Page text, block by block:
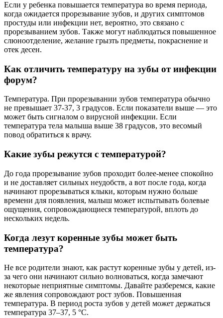
Если у ребенка повышается температура во время периода,
когда ожидается прорезывание зубов, и других симптомов
простуды или инфекции нет, вероятно, это связано с
прорезыванием зубов. Также могут наблюдаться повышенное
слюноотделение, желание грызть предметы, покраснение и
отек десен.
Как отличить температуру на зубы от инфекции
форум?
Температура. При прорезывании зубов температура обычно
не превышает 37-37, 3 градусов. Если показатели выше — это
может быть сигналом о вирусной инфекции. Если
температура тела малыша выше 38 градусов, это весомый
повод обратиться к врачу.
Какие зубы режутся с температурой?
До года прорезывание зубов проходит более-менее спокойно
и не доставляет сильных неудобств, а вот после года, когда
начинают прорезываться клыки, которым нужно больше
времени для появления, малыш может испытывать болевые
ощущения, сопровождающиеся температурой, вплоть до
нескольких недель.
Когда лезут коренные зубы может быть
температура?
Не все родители знают, как растут коренные зубы у детей, из-
за чего они начинают сильно волноваться, когда замечают
некоторые неприятные симптомы. Давайте разберемся, какие
же явления сопровождают рост зубов. Повышенная
температура. В период роста зубов у детей может держаться
температура 37–37, 5 °C.